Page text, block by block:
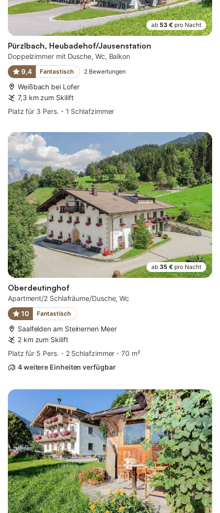
ab 53 € pro Nacht
Pürzlbach, Heubadehof/Jausenstation
Doppelzimmer mit Dusche, Wc, Balkon
9,4
Fantastisch 2 Bewertungen
Weißbach bei Lofer
7,3 km zum Skilift
Platz für 3 Pers.
1 Schlafzimmer
ab 35 € pro Nacht
Oberdeutinghof
Apartment/2 Schlafräume/Dusche, Wc
10
Fantastisch
Saalfelden am Steinernen Meer
2 km zum Skilift
Platz für 5 Pers.
2 Schlafzimmer
70 m²
4 weitere Einheiten verfügbar